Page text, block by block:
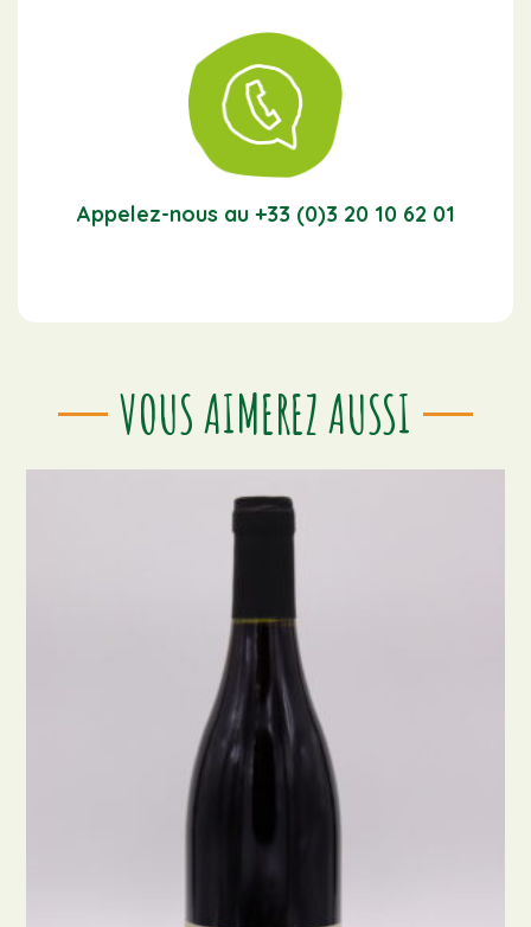
Appelez-nous au +33 (0)3 20 10 62 01
VOUS AIMEREZ AUSSI